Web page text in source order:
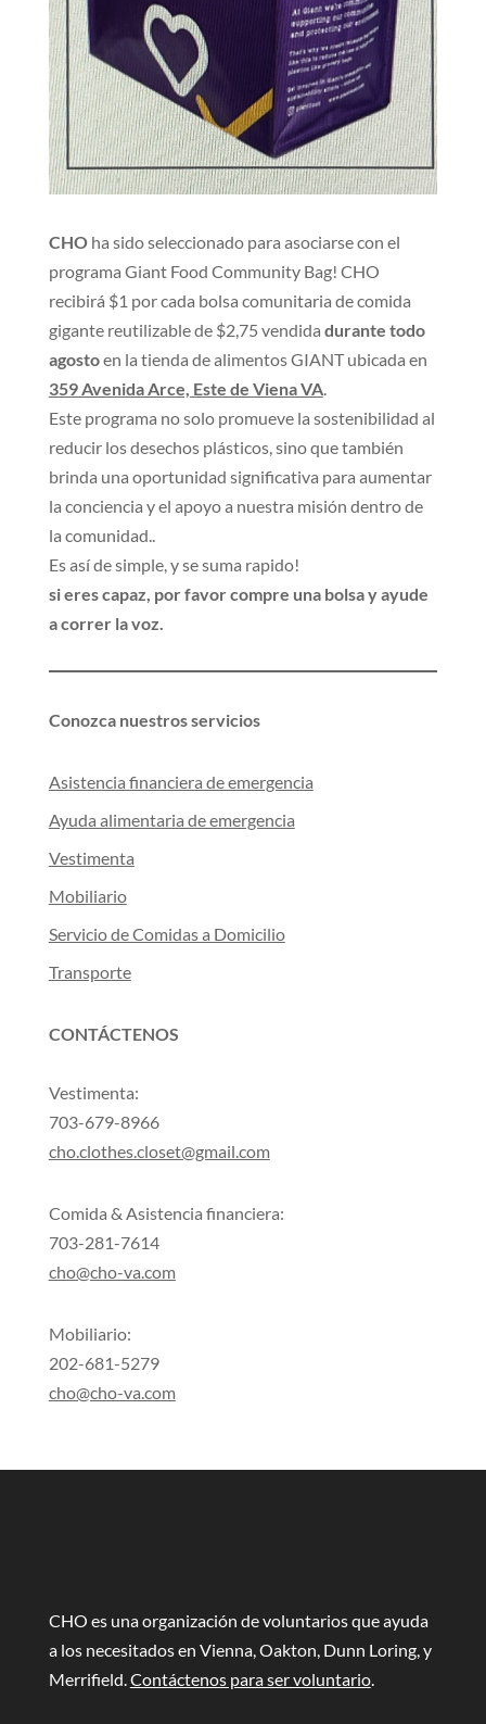
CHO ha sido seleccionado para asociarse con el
programa Giant Food Community Bag! CHO
recibirá $1 por cada bolsa comunitaria de comida
gigante reutilizable de $2,75 vendida durante todo
agostoen la tienda de alimentos GIANT ubicada en
359 Avenida Arce, Este de Viena VA.
Este programa no solo promueve la sostenibilidad al
reducir los desechos plásticos, sino que también
brinda una oportunidad significativa para aumentar
la conciencia y el apoyo a nuestra misión dentro de
la comunidad..
Es así de simple, y se suma rapido!
si eres capaz, por favor compre una bolsa y ayude
a correr la voz.
Conozca nuestros servicios
Asistencia financiera de emergencia
Ayuda alimentaria de emergencia
Vestimenta
Mobiliario
Servicio de Comidas a Domicilio
Transporte
CONTÁCTENOS
Vestimenta:
703-679-8966
cho.clothes.closet@gmail.com
Comida & Asistencia financiera:
703-281-7614
cho@cho-va.com
Mobiliario:
202-681-5279
cho@cho-va.com
CHO es una organización de voluntarios que ayuda
a los necesitados en Vienna, Oakton, Dunn Loring, y
Merrifield.Contáctenos para ser voluntario.